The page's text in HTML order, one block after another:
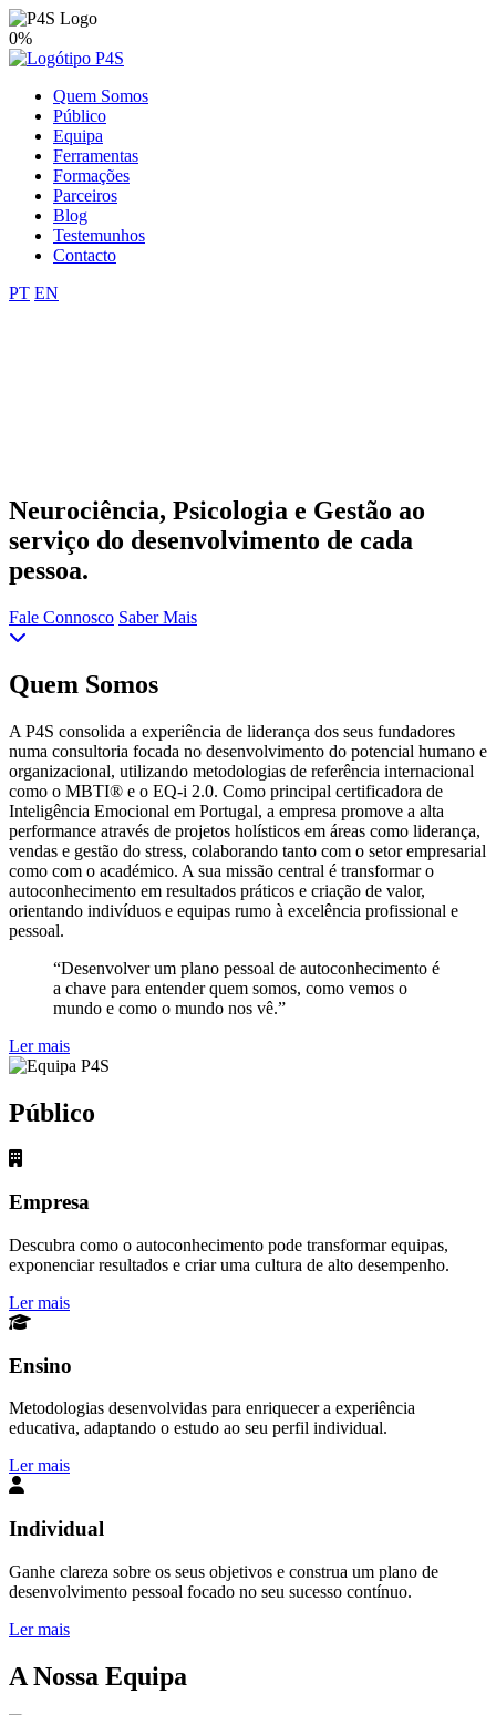
0%
Quem Somos
Público
Equipa
Ferramentas
Formações
Parceiros
Blog
Testemunhos
Contacto
PT EN
Neurociência, Psicologia e Gestão ao
serviço do desenvolvimento de cada
pessoa.
Fale Connosco Saber Mais
Quem Somos
A P4S consolida a experiência de liderança dos seus fundadores
numa consultoria focada no desenvolvimento do potencial humano e
organizacional, utilizando metodologias de referência internacional
como o MBTI® e o EQ-i 2.0. Como principal certificadora de
Inteligência Emocional em Portugal, a empresa promove a alta
performance através de projetos holísticos em áreas como liderança,
vendas e gestão do stress, colaborando tanto com o setor empresarial
como com o académico. A sua missão central é transformar o
autoconhecimento em resultados práticos e criação de valor,
orientando indivíduos e equipas rumo à excelência profissional e
pessoal.
“Desenvolver um plano pessoal de autoconhecimento é
a chave para entender quem somos, como vemos o
mundo e como o mundo nos vê.”
Ler mais
Público
Empresa
Descubra como o autoconhecimento pode transformar equipas,
exponenciar resultados e criar uma cultura de alto desempenho.
Ler mais
Ensino
Metodologias desenvolvidas para enriquecer a experiência
educativa, adaptando o estudo ao seu perfil individual.
Ler mais
Individual
Ganhe clareza sobre os seus objetivos e construa um plano de
desenvolvimento pessoal focado no seu sucesso contínuo.
Ler mais
A Nossa Equipa